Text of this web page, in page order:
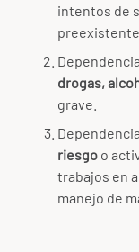
intentos de
drogas,
grave.
riesgo o
trabajos en
manejo de